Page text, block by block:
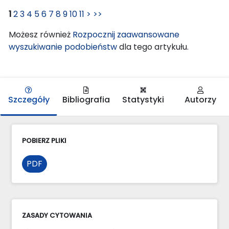
123 4 56 7 891011 > >>
Możesz również Rozpocznij zaawansowane
wyszukiwanie podobieństwdla tego artykułu.
Szczegóły Bibliografia Statystyki Autorzy
POBIERZ PLIKI
PDF
ZASADY CYTOWANIA